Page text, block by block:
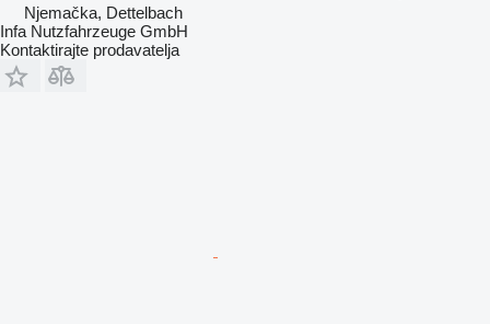
Njemačka, Dettelbach
Infa Nutzfahrzeuge GmbH
Kontaktirajte prodavatelja